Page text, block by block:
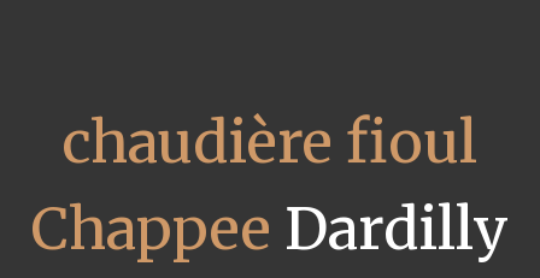
chaudière fioul
Chappee Dardilly